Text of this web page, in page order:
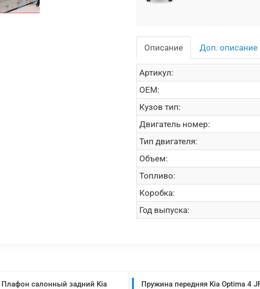
Описание Доп. описание
Артикул:
OEM:
Кузов тип:
Двигатель номер:
Тип двигателя:
Объем:
Топливо:
Коробка:
Год выпуска:
Плафон салонный задний Kia
Пружина передняя Kia Optima 4